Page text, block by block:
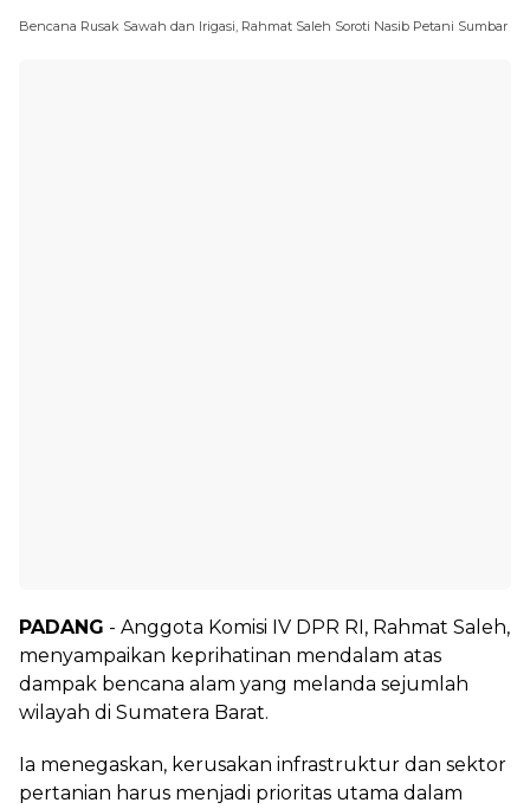
Bencana Rusak Sawah dan Irigasi, Rahmat Saleh Soroti Nasib Petani Sumbar
PADANG - Anggota Komisi IV DPR RI, Rahmat Saleh,
menyampaikan keprihatinan mendalam atas
dampak bencana alam yang melanda sejumlah
wilayah di Sumatera Barat.
Ia menegaskan, kerusakan infrastruktur dan sektor
pertanian harus menjadi prioritas utama dalam